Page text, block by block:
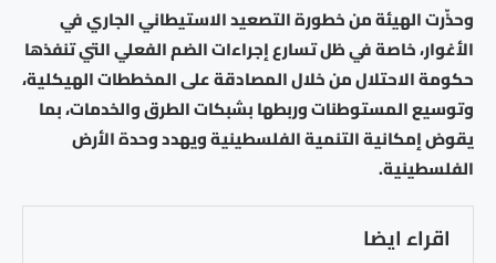
وحذّرت الهيئة من خطورة التصعيد الاستيطاني الجاري في
الأغوار، خاصة في ظل تسارع إجراءات الضم الفعلي التي تنفذها
حكومة الاحتلال من خلال المصادقة على المخططات الهيكلية،
وتوسيع المستوطنات وربطها بشبكات الطرق والخدمات، بما
يقوض إمكانية التنمية الفلسطينية ويهدد وحدة الأرض
الفلسطينية.
اقراء ايضا